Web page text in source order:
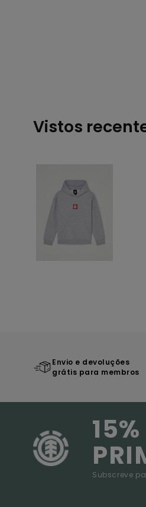
Vistos
Envio e devoluções
grátis para membros
Subscreve